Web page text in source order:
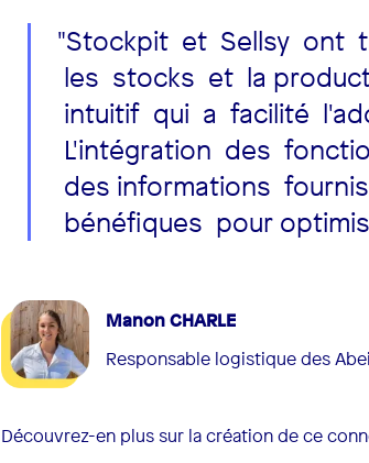
"Stockpit et Sellsy ont
les stocks et la
intuitif qui a facilité
L'intégration des
des informations
bénéfiques pour
Manon CHARLE
Responsable logistique des
Découvrez-en plus sur la création de ce